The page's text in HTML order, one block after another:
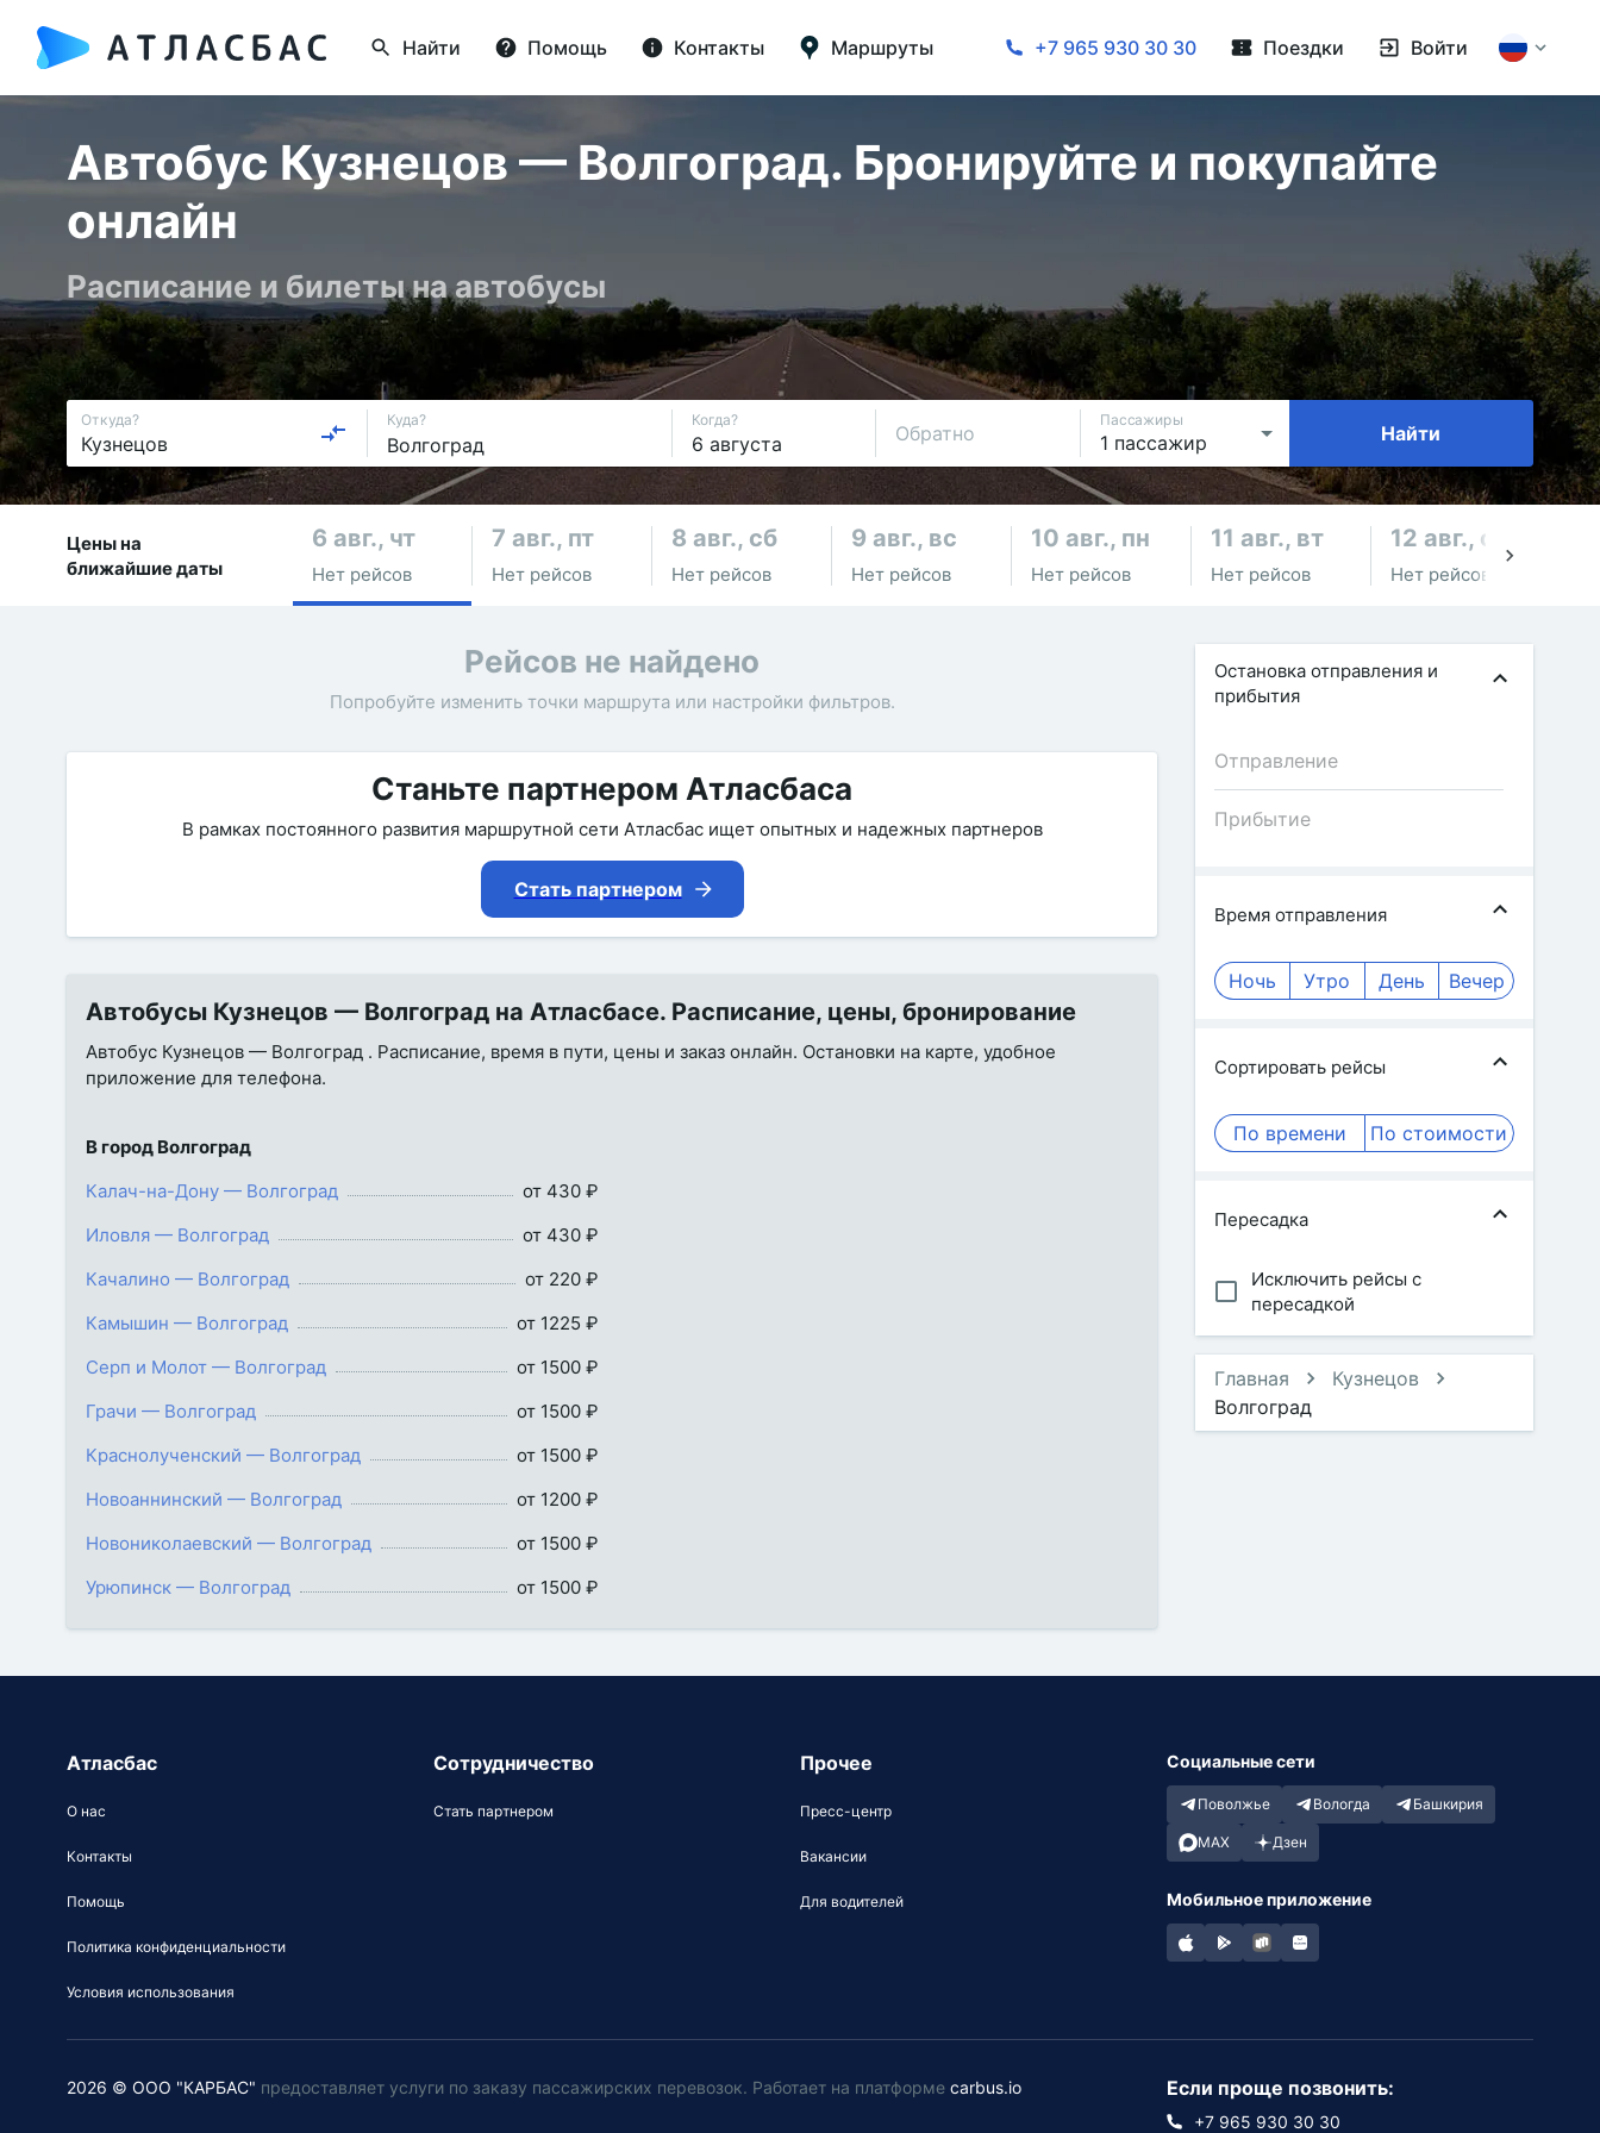
Найти Помощь Контакты Маршруты +7 965 930 30 30 Поездки Войти
Автобус Кузнецов — Волгоград. Бронируйте и покупайте
онлайн
Расписание и билеты на автобусы
Откуда? Куда? Когда?
Обратно
Пассажиры
Найти
Цены на
ближайшие даты
6 авг., чт
Нет рейсов
7 авг., пт
Нет рейсов
8 авг., сб
Нет рейсов
9 авг., вс
Нет рейсов
10 авг., пн
Нет рейсов
11 авг., вт
Нет рейсов
12 авг., ср
Нет рейсов
Рейсов не найдено
Попробуйте изменить точки маршрута или настройки фильтров.
Станьте партнером Атласбаса
В рамках постоянного развития маршрутной сети Атласбас ищет опытных и надежных партнеров
Стать партнером
Автобусы Кузнецов — Волгоград на Атласбасе. Расписание, цены, бронирование
Автобус Кузнецов — Волгоград . Расписание, время в пути, цены и заказ онлайн. Остановки на карте, удобное
приложение для телефона.
В город Волгоград
Калач-на-Дону — Волгоград
от 430 ₽
Иловля — Волгоград
от 430 ₽
Качалино — Волгоград
от 220 ₽
Камышин — Волгоград
от 1225 ₽
Серп и Молот — Волгоград
от 1500 ₽
Грачи — Волгоград
от 1500 ₽
Краснолученский — Волгоград
от 1500 ₽
Новоаннинский — Волгоград
от 1200 ₽
Новониколаевский — Волгоград
от 1500 ₽
Урюпинск — Волгоград
от 1500 ₽
Остановка отправления и
прибытия
Время отправления
Ночь Утро День Вечер
Сортировать рейсы
По времени По стоимости
Пересадка
Исключить рейсы с
пересадкой
Главная
Кузнецов
Волгоград
Атласбас
О нас
Контакты
Помощь
Политика конфиденциальности
Условия использования
Сотрудничество
Стать партнером
Прочее
Пресс-центр
Вакансии
Для водителей
Социальные сети
Поволжье Вологда Башкирия
MAX Дзен
Мобильное приложение
2026 © ООО "КАРБАС" предоставляет услуги по заказу пассажирских перевозок. Работает на платформе carbus.io Если проще позвонить:
+7 965 930 30 30